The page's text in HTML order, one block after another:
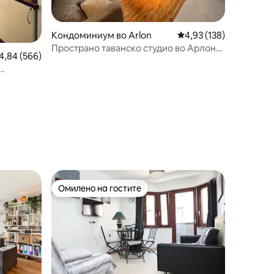
оцена: 4,84 од 5, 566 рецензии
(566)
Кондоминиум во Arlon Просечна оцена:
4,93 (138)
Пространо таванско студио во Арлон
гостите“ Омилено на гостите
Омилено на гостите